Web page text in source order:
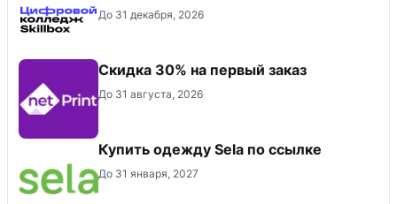
До 31 декабря, 2026
Скидка 30% на первый заказ
До 31 августа, 2026
Купить одежду Sela по ссылке
До 31 января, 2027